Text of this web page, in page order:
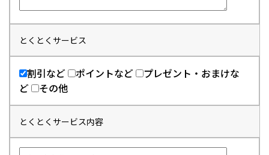
とくとくサービス
割引など ポイントなど
プレゼント・おまけな
ど
その他
とくとくサービス内容